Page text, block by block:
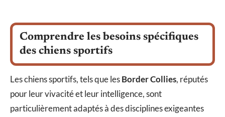
Comprendre les besoins spécifiques
des chiens sportifs
Les chiens sportifs, tels que lesBorder Collies, réputés
pour leur vivacité et leur intelligence, sont
particulièrement adaptés à des disciplines exigeantes